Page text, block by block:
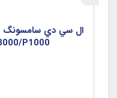
P1000